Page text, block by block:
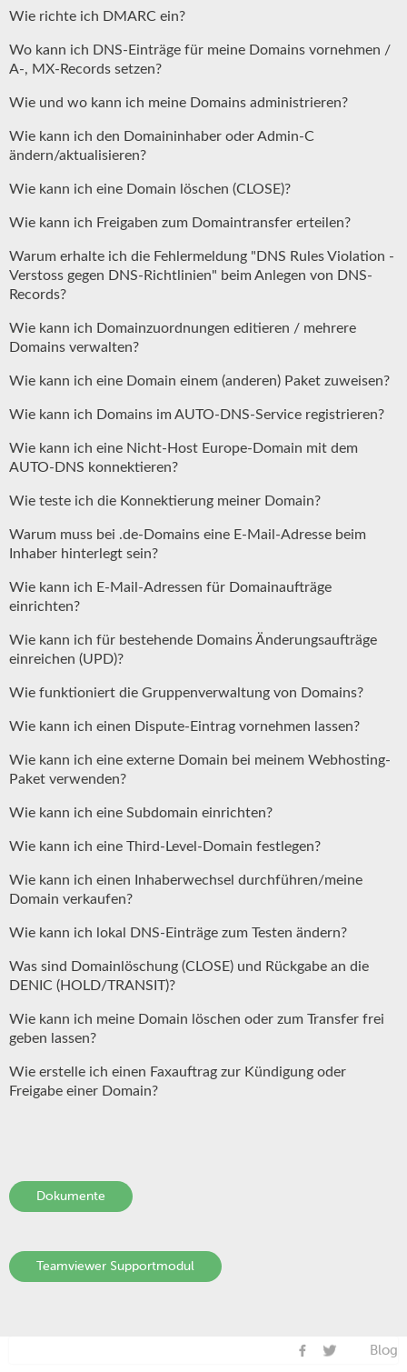
Wie richte ich DMARC ein?
Wo kann ich DNS-Einträge für meine Domains vornehmen /
A-, MX-Records setzen?
Wie und wo kann ich meine Domains administrieren?
Wie kann ich den Domaininhaber oder Admin-C
ändern/aktualisieren?
Wie kann ich eine Domain löschen (CLOSE)?
Wie kann ich Freigaben zum Domaintransfer erteilen?
Warum erhalte ich die Fehlermeldung "DNS Rules Violation -
Verstoss gegen DNS-Richtlinien" beim Anlegen von DNS-
Records?
Wie kann ich Domainzuordnungen editieren / mehrere
Domains verwalten?
Wie kann ich eine Domain einem (anderen) Paket zuweisen?
Wie kann ich Domains im AUTO-DNS-Service registrieren?
Wie kann ich eine Nicht-Host Europe-Domain mit dem
AUTO-DNS konnektieren?
Wie teste ich die Konnektierung meiner Domain?
Warum muss bei .de-Domains eine E-Mail-Adresse beim
Inhaber hinterlegt sein?
Wie kann ich E-Mail-Adressen für Domainaufträge
einrichten?
Wie kann ich für bestehende Domains Änderungsaufträge
einreichen (UPD)?
Wie funktioniert die Gruppenverwaltung von Domains?
Wie kann ich einen Dispute-Eintrag vornehmen lassen?
Wie kann ich eine externe Domain bei meinem Webhosting-
Paket verwenden?
Wie kann ich eine Subdomain einrichten?
Wie kann ich eine Third-Level-Domain festlegen?
Wie kann ich einen Inhaberwechsel durchführen/meine
Domain verkaufen?
Wie kann ich lokal DNS-Einträge zum Testen ändern?
Was sind Domainlöschung (CLOSE) und Rückgabe an die
DENIC (HOLD/TRANSIT)?
Wie kann ich meine Domain löschen oder zum Transfer frei
geben lassen?
Wie erstelle ich einen Faxauftrag zur Kündigung oder
Freigabe einer Domain?
Dokumente
Teamviewer Supportmodul
Blog